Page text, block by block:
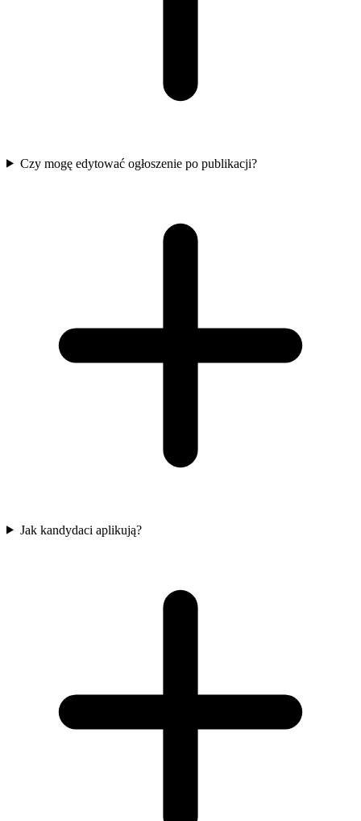
Czy mogę edytować ogłoszenie po publikacji?
Jak kandydaci aplikują?